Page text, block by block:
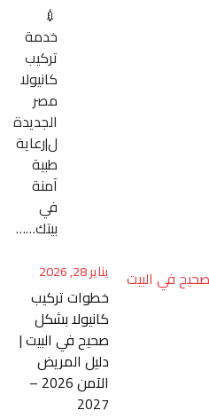
💉
خدمة
تركيب
كانيولا
مصر
الجديدة
ل|رعاية
طبية
آمنة
في
بيتك……
يناير 28, 2026
خطوات تركيب
كانيولا بشكل
صحيح في البيت |
دليل المريض
الآمن 2026 –
2027